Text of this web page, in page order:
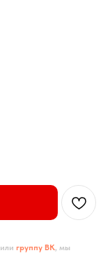
или группу ВК, мы